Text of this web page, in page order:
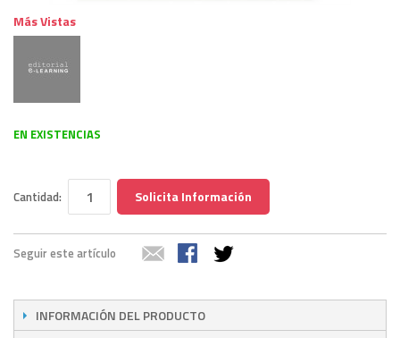
Más Vistas
EN EXISTENCIAS
Cantidad: Solicita Información
Seguir este artículo
INFORMACIÓN DEL PRODUCTO